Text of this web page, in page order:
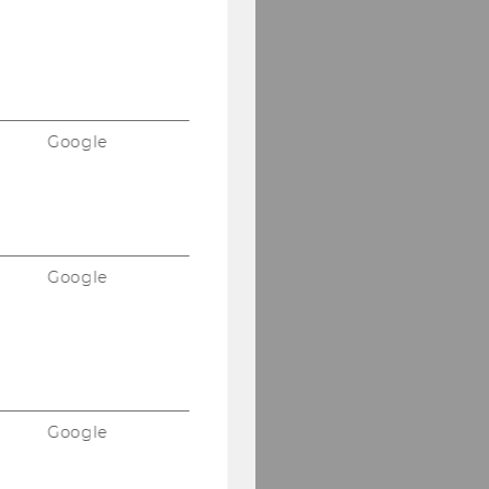
DBA-Verhandlung im
6.-15.Mai 2011
Google
Google
Google